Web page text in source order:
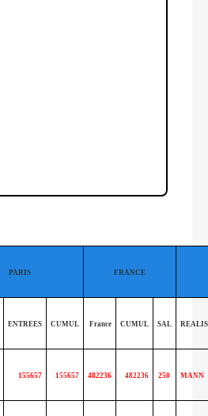
PARIS FRANCE
ENTREES CUMUL France CUMUL SAL
155657 155657 482236 482236 250 MANN